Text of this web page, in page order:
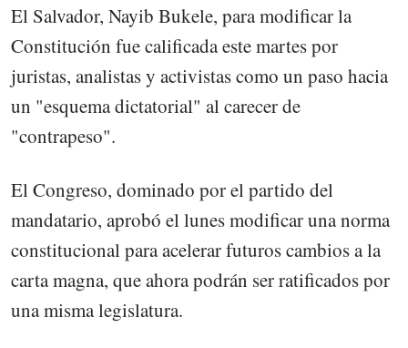
El Salvador, Nayib Bukele, para modificar la
Constitución fue calificada este martes por
juristas, analistas y activistas como un paso hacia
un "esquema dictatorial" al carecer de
"contrapeso".
El Congreso, dominado por el partido del
mandatario, aprobó el lunes modificar una norma
constitucional para acelerar futuros cambios a la
carta magna, que ahora podrán ser ratificados por
una misma legislatura.